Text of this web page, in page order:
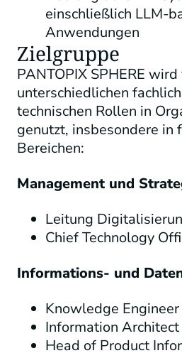
einschließlich LLM-
Anwendungen
Zielgruppe
PANTOPIX SPHERE wird
unterschiedlichen
technischen Rollen in
genutzt, insbesondere in
Bereichen:
Management und
Leitung
Chief Technology
Informations- und
Knowledge Engineer
Information Architect
Head of Product